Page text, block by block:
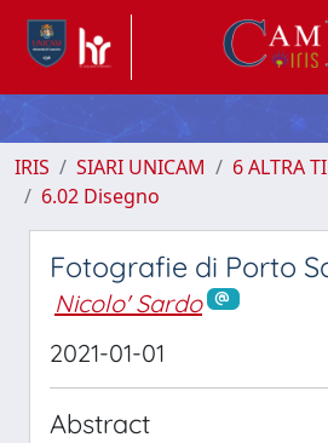
IRIS SIARI UNICAM
6 ALTRA
6.02 Disegno
Fotografie di Porto
Nicolo' Sardo
2021-01-01
Abstract